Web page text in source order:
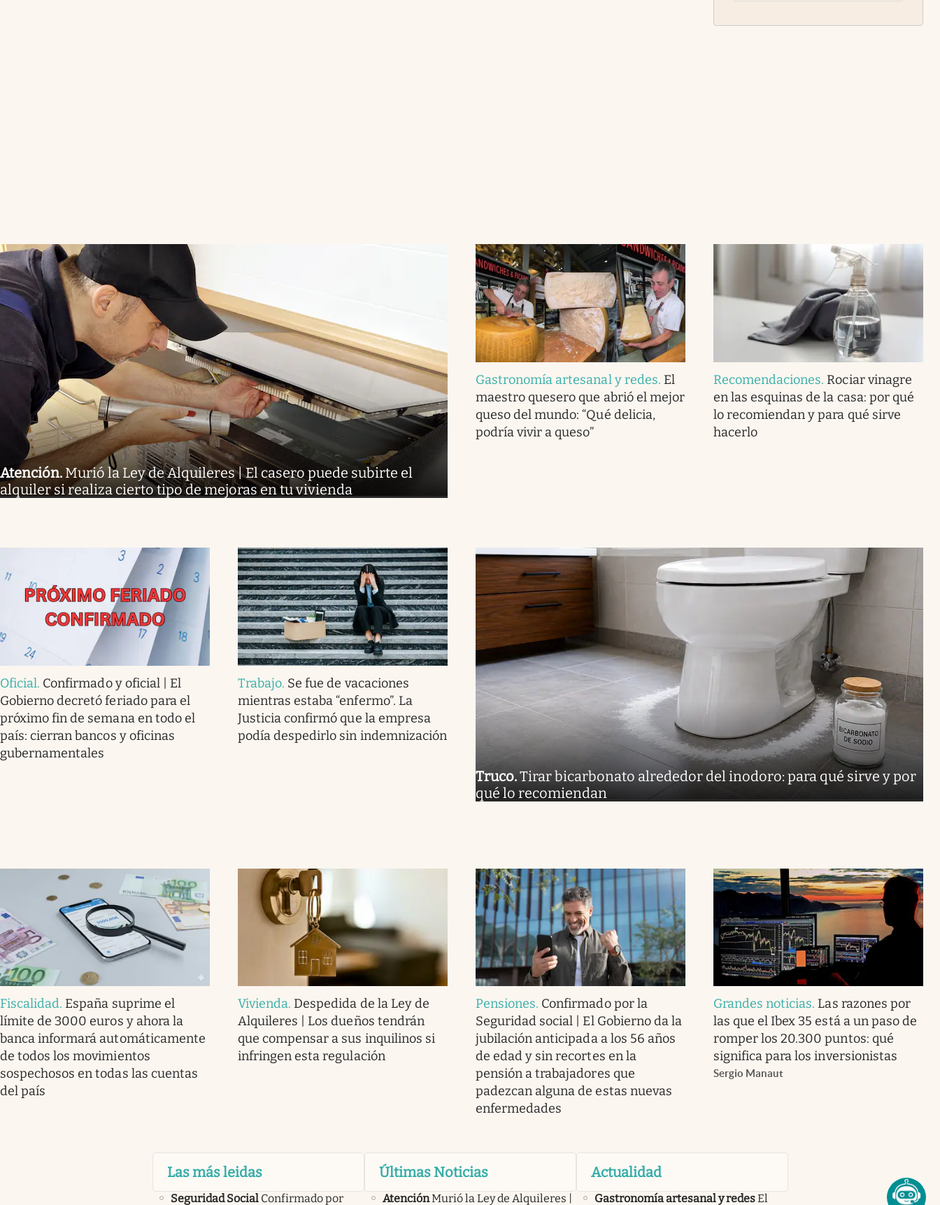
Atención. Murió la Ley de Alquileres | El casero puede subirte el
alquiler si realiza cierto tipo de mejoras en tu vivienda
Gastronomía artesanal y redes. El
maestro quesero que abrió el mejor
queso del mundo: “Qué delicia,
podría vivir a queso”
Recomendaciones. Rociar vinagre
en las esquinas de la casa: por qué
lo recomiendan y para qué sirve
hacerlo
Oficial. Confirmado y oficial | El
Gobierno decretó feriado para el
próximo fin de semana en todo el
país: cierran bancos y oficinas
gubernamentales
Trabajo. Se fue de vacaciones
mientras estaba “enfermo”. La
Justicia confirmó que la empresa
podía despedirlo sin indemnización
Truco.Tirar bicarbonato alrededor del inodoro: para qué sirve y por
qué lo recomiendan
Fiscalidad. España suprime el
límite de 3000 euros y ahora la
banca informará automáticamente
de todos los movimientos
sospechosos en todas las cuentas
del país
Vivienda. Despedida de la Ley de
Alquileres | Los dueños tendrán
que compensar a sus inquilinos si
infringen esta regulación
Pensiones. Confirmado por la
Seguridad social | El Gobierno da la
jubilación anticipada a los 56 años
de edad y sin recortes en la
pensión a trabajadores que
padezcan alguna de estas nuevas
enfermedades
Grandes noticias. Las razones por
las que el Ibex 35 está a un paso de
romper los 20.300 puntos: qué
significa para los inversionistas
Sergio Manaut
Las más leidas
Seguridad Social Confirmado por
Últimas Noticias
AtenciónMurió la Ley de Alquileres |
Actualidad
Gastronomía artesanal y redesEl